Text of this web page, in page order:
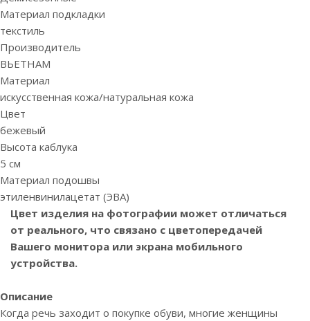
Материал подкладки
текстиль
Производитель
ВЬЕТНАМ
Материал
искусственная кожа/натуральная кожа
Цвет
бежевый
Высота каблука
5 см
Материал подошвы
этиленвинилацетат (ЭВА)
Цвет изделия на фотографии может отличаться
от реального, что связано с цветопередачей
Вашего монитора или экрана мобильного
устройства.
Описание
Когда речь заходит о покупке обуви, многие женщины